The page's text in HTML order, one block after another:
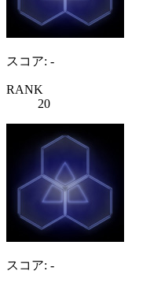
スコア: -
RANK
20
スコア: -